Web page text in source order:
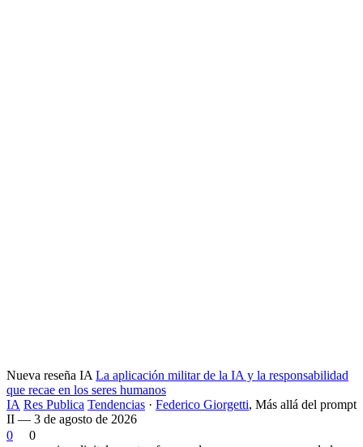
Nueva reseña IA La aplicación militar de la IA y la responsabilidad
que recae en los seres humanos
IA Res Publica Tendencias · Federico Giorgetti, Más allá del prompt
II — 3 de agosto de 2026
0
0